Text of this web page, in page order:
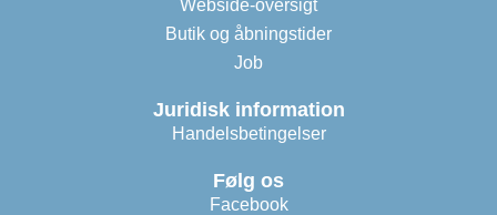
Webside-oversigt
Butik og åbningstider
Job
Juridisk information
Handelsbetingelser
Følg os
Facebook